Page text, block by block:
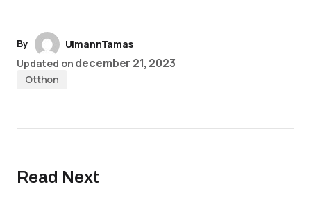
By
UlmannTamas
Updated on december 21, 2023
Otthon
Read Next